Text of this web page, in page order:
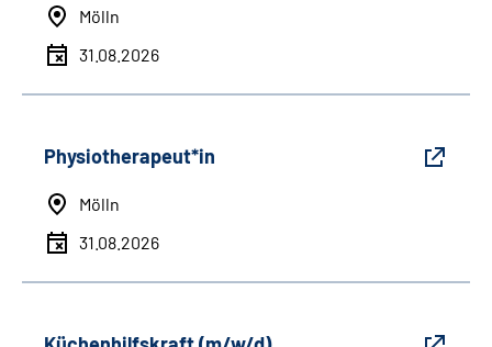
Mölln
31.08.2026
Physiotherapeut*in
Mölln
31.08.2026